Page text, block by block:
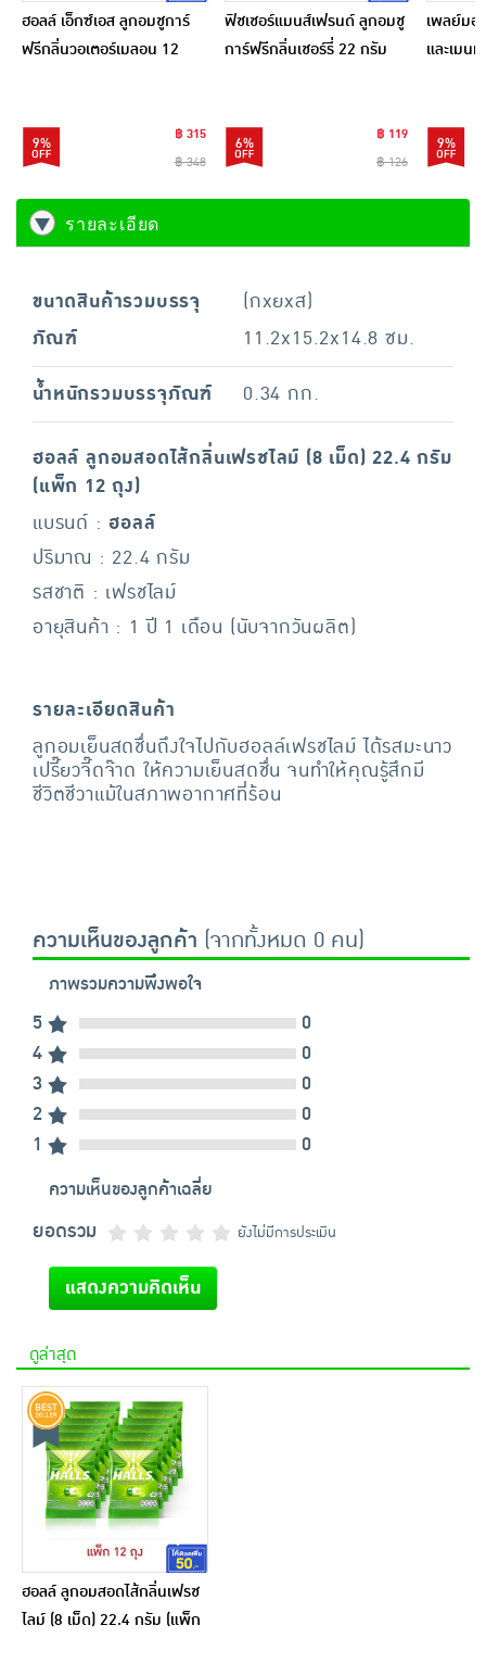
ฮอลล์ เอ็กซ์เอส ลูกอมชูการ์
ฟรีกลิ่นวอเตอร์เมลอน 12
9%
฿ 315
฿ 348
ฟิชเชอร์แมนส์เฟรนด์ ลูกอมชู
การ์ฟรีกลิ่นเชอร์รี่ 22 กรัม
6%
฿ 119
฿ 126
เพลย์มอ
และเมน
9%
รายละเอียด
ขนาดสินค้ารวมบรรจุ
ภัณฑ์
(กxยxส)
11.2x15.2x14.8 ซม.
น้ำหนักรวมบรรจุภัณฑ์
0.34 กก.
ฮอลล์ ลูกอมสอดไส้กลิ่นเฟรชไลม์ (8 เม็ด) 22.4 กรัม
(แพ็ก 12 ถุง)
แบรนด์ :ฮอลล์
ปริมาณ : 22.4 กรัม
รสชาติ : เฟรชไลม์
อายุสินค้า : 1 ปี 1 เดือน (นับจากวันผลิต)
รายละเอียดสินค้า
ลูกอมเย็นสดชื่นถึงใจไปกับฮอลล์เฟรชไลม์ ได้รสมะนาว
เปรี๊ยวจี๊ดจ๊าด ให้ความเย็นสดชื่น จนทำให้คุณรู้สึกมี
ชีวิตชีวาแม้ในสภาพอากาศที่ร้อน
ความเห็นของลูกค้า (จากทั้งหมด 0 คน)
ภาพรวมความพึงพอใจ
5
0
4
0
3
0
2
0
1
0
ความเห็นของลูกค้าเฉลี่ย
ยอดรวม ยังไม่มีการประเมิน
แสดงความคิดเห็น
ดูล่าสุด
ฮอลล์ ลูกอมสอดไส้กลิ่นเฟรช
ไลม์ (8 เม็ด) 22.4 กรัม (แพ็ก